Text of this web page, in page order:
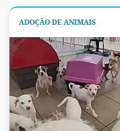
ADOÇÃO DE ANIMAIS